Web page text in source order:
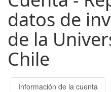
datos de
de la
Chile
Información de la cuenta